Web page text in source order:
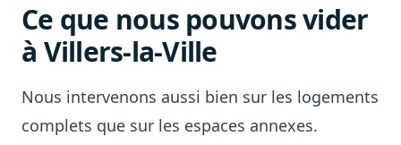
Ce que nous pouvons vider
à Villers-la-Ville
Nous intervenons aussi bien sur les logements
complets que sur les espaces annexes.